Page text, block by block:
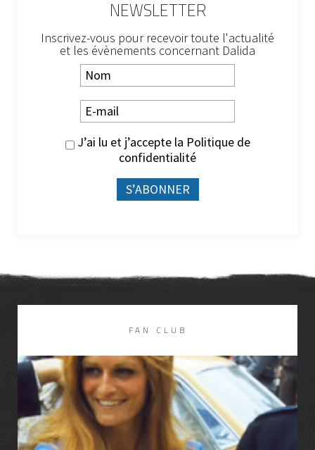
NEWSLETTER
Inscrivez-vous pour recevoir toute l'actualité
et les évènements concernant Dalida
J’ai lu et j’accepte la Politique de
confidentialité
FAN CLUB